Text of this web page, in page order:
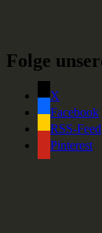
Folge
X
Facebook
RSS-Feed
Pinterest